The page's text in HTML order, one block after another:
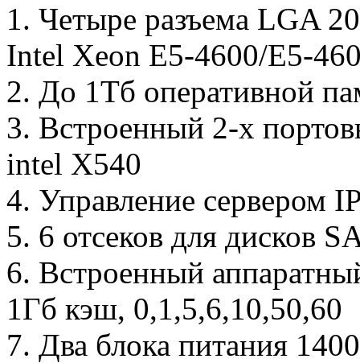
1. Четыре разъема LGA
Intel Xeon E5-4600/E5-
2. До 1Тб оперативной
3. Встроенный 2-х
intel X540
4. Управление сервером
5. 6 отсеков для дисков
6. Встроенный
1Гб кэш, 0,1,5,6,10,50,60
7. Два блока питания